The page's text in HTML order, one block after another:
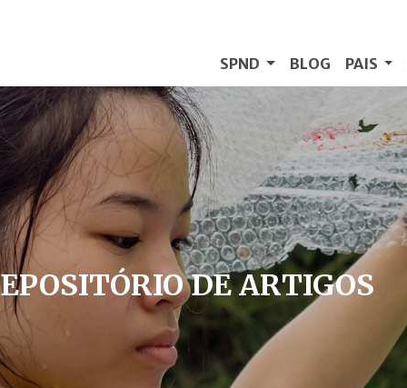
SPND BLOG PAIS
DE ARTIGOS